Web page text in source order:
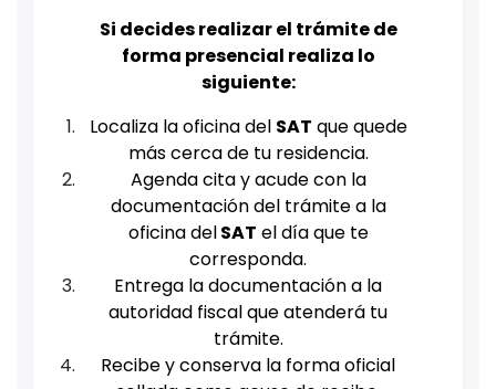
Si decides realizar el trámite de
forma presencial realiza lo
siguiente:
Localiza la oficina del SAT que quede
más cerca de tu residencia.
Agenda cita y acude con la
documentación del trámite a la
oficina delSAT el día que te
corresponda.
Entrega la documentación a la
autoridad fiscal que atenderá tu
trámite.
Recibe y conserva la forma oficial